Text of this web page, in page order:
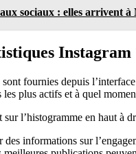
sociaux : elles arrivent à
Instagram
fournies depuis
plus actifs et à quel
l’histogramme en haut à
informations sur